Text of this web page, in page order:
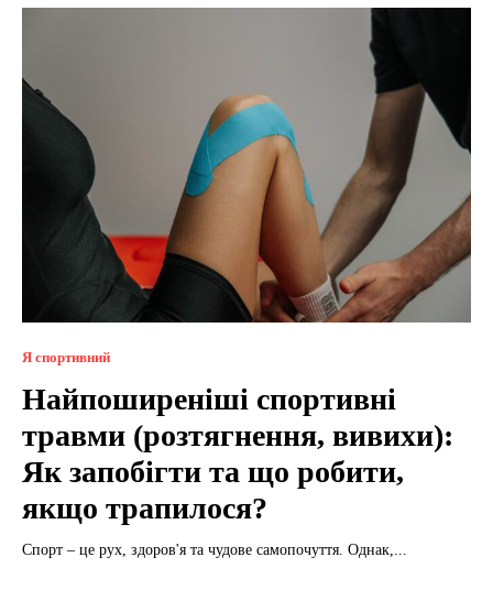
Я спортивний
Найпоширеніші спортивні
травми (розтягнення, вивихи):
Як запобігти та що робити,
якщо трапилося?
Спорт – це рух, здоров'я та чудове самопочуття. Однак,...